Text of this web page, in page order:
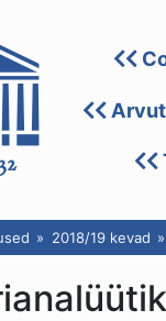
2018/19 kevad